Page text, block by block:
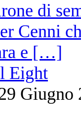
Eight
Giugno